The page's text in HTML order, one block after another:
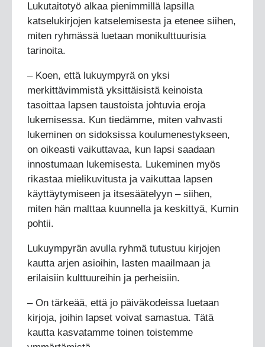
Lukutaitotyö alkaa pienimmillä lapsilla
katselukirjojen katselemisesta ja etenee siihen,
miten ryhmässä luetaan monikulttuurisia
tarinoita.
– Koen, että lukuympyrä on yksi
merkittävimmistä yksittäisistä keinoista
tasoittaa lapsen taustoista johtuvia eroja
lukemisessa. Kun tiedämme, miten vahvasti
lukeminen on sidoksissa koulumenestykseen,
on oikeasti vaikuttavaa, kun lapsi saadaan
innostumaan lukemisesta. Lukeminen myös
rikastaa mielikuvitusta ja vaikuttaa lapsen
käyttäytymiseen ja itsesäätelyyn – siihen,
miten hän malttaa kuunnella ja keskittyä, Kumin
pohtii.
Lukuympyrän avulla ryhmä tutustuu kirjojen
kautta arjen asioihin, lasten maailmaan ja
erilaisiin kulttuureihin ja perheisiin.
– On tärkeää, että jo päiväkodeissa luetaan
kirjoja, joihin lapset voivat samastua. Tätä
kautta kasvatamme toinen toistemme